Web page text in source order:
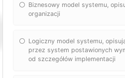
Biznesowy model systemu,
organizacji
Logiczny model systemu,
przez system postawionych
od szczegółów implementacji